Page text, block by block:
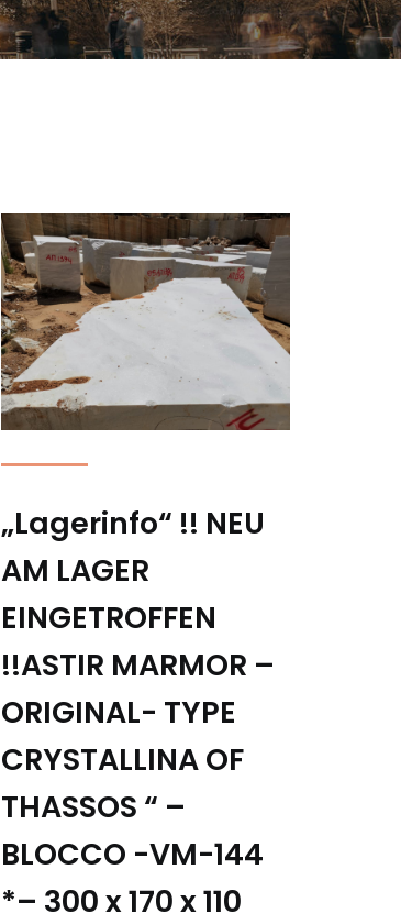
„Lagerinfo“ !! NEU
AM LAGER
EINGETROFFEN
!!ASTIR MARMOR –
ORIGINAL- TYPE
CRYSTALLINA OF
THASSOS “ –
BLOCCO -VM-144
*– 300 x 170 x 110